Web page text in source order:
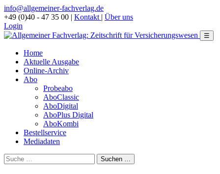
info@allgemeiner-fachverlag.de
+49 (0)40 - 47 35 00 | Kontakt | Über uns
Login
☰
Home
Aktuelle Ausgabe
Online-Archiv
Abo
Probeabo
AboClassic
AboDigital
AboPlus Digital
AboKombi
Bestellservice
Mediadaten